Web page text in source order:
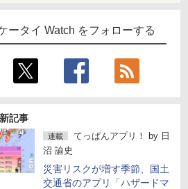
ータイ Watch をフォローする
記事
連載 てっぱんアプリ！ by 日
沼 諭史
災害リスクが増す季節、国土
交通省のアプリ「ハザードマ